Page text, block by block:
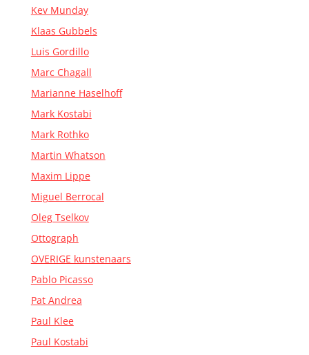
Kev Munday
Klaas Gubbels
Luis Gordillo
Marc Chagall
Marianne Haselhoff
Mark Kostabi
Mark Rothko
Martin Whatson
Maxim Lippe
Miguel Berrocal
Oleg Tselkov
Ottograph
OVERIGE kunstenaars
Pablo Picasso
Pat Andrea
Paul Klee
Paul Kostabi